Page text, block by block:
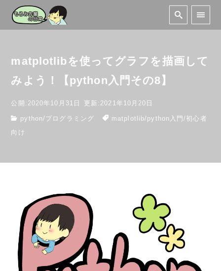
matplotlibを使ってグラフを描画して
みよう！【python入門その8】
公開:2020年10月31日 更新:2021年10月20日
python/プログラミング matplotlib/python入門/初心者
向け